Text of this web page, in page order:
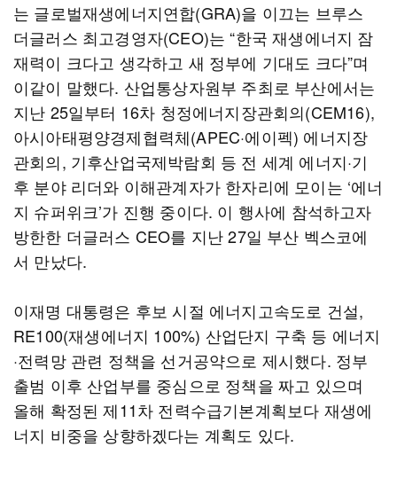
는 글로벌재생에너지연합(GRA)을 이끄는 브루스
더글러스 최고경영자(CEO)는 “한국 재생에너지 잠
재력이 크다고 생각하고 새 정부에 기대도 크다”며
이같이 말했다. 산업통상자원부 주최로 부산에서는
지난 25일부터 16차 청정에너지장관회의(CEM16),
아시아태평양경제협력체(APEC·에이펙) 에너지장
관회의, 기후산업국제박람회 등 전 세계 에너지·기
후 분야 리더와 이해관계자가 한자리에 모이는 ‘에너
지 슈퍼위크’가 진행 중이다. 이 행사에 참석하고자
방한한 더글러스 CEO를 지난 27일 부산 벡스코에
서 만났다.
이재명 대통령은 후보 시절 에너지고속도로 건설,
RE100(재생에너지 100%) 산업단지 구축 등 에너지
·전력망 관련 정책을 선거공약으로 제시했다. 정부
출범 이후 산업부를 중심으로 정책을 짜고 있으며
올해 확정된 제11차 전력수급기본계획보다 재생에
너지 비중을 상향하겠다는 계획도 있다.